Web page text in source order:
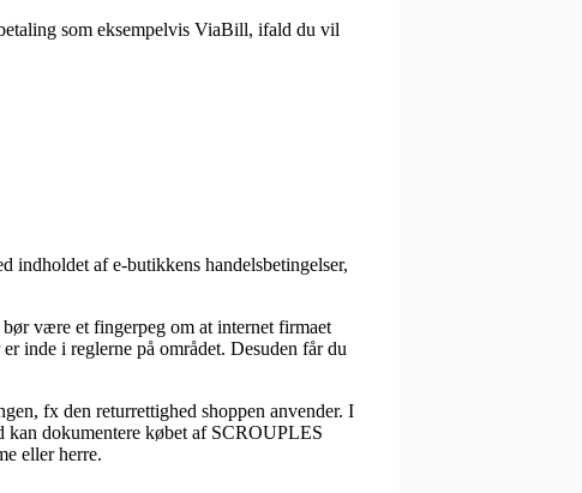
som eksempelvis ViaBill, ifald du vil
indholdet af e-butikkens handelsbetingelser,
være et fingerpeg om at internet firmaet
inde i reglerne på området. Desuden får du
fx den returrettighed shoppen anvender. I
kan dokumentere købet af SCROUPLES
eller herre.